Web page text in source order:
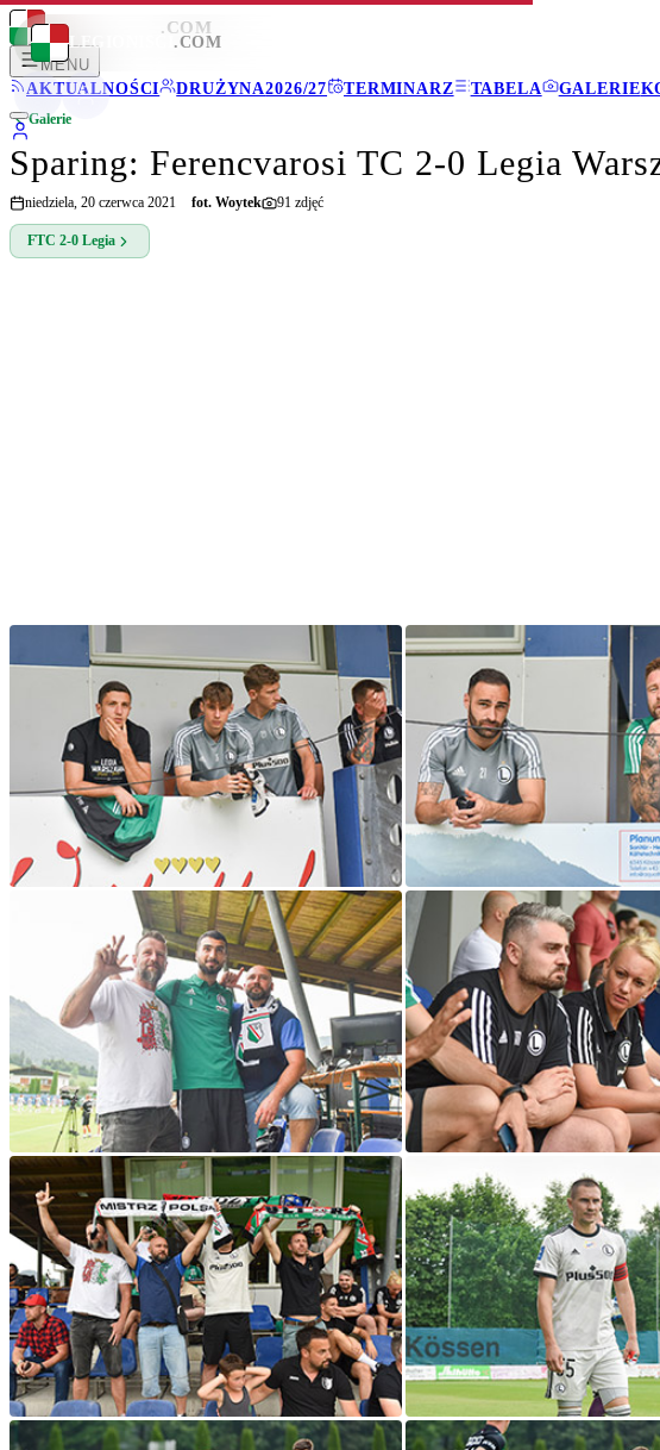
LEGIONISCI .COM
MENU
AKTUALNOŚCI
DRUŻYNA2026/27 TERMINARZ TABELA GALERIE
LEGIONISCI .COM
Galerie
Sparing: Ferencvarosi TC 2-0 Legia
niedziela, 20 czerwca 2021 fot. Woytek 91 zdjęć
FTC 2-0 Legia